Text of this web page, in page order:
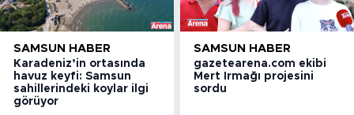
SAMSUN HABER
Karadeniz’in ortasında
havuz keyfi: Samsun
sahillerindeki koylar ilgi
görüyor
SAMSUN HABER
gazetearena.com ekibi
Mert Irmağı projesini
sordu